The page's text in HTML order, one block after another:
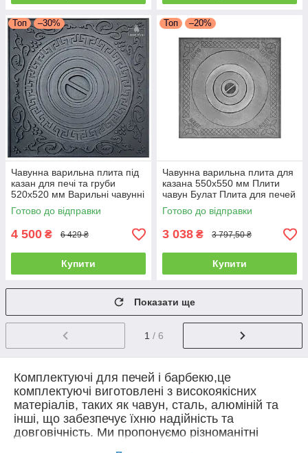
Топ –30%
Чавунна варильна плита під
казан для печі та груби
520x520 мм Варильні чавунні
плити для печі Iron Fire
Готово до відправки
4 500 ₴ 6 429 ₴
Купити
Топ –20%
Чавунна варильна плита для
казана 550х550 мм Плити
чавун Булат Плита для печей
з візерунком Пічне литво
Готово до відправки
3 038 ₴ 3 797,50 ₴
Купити
Показати ще
1 / 6
Комплектуючі для печей і барбекю,це
комплектуючі виготовлені з високоякісних
матеріалів, таких як чавун, сталь, алюміній та
інші, що забезпечує їхню надійність та
довговічність. Ми пропонуємо різноманітні